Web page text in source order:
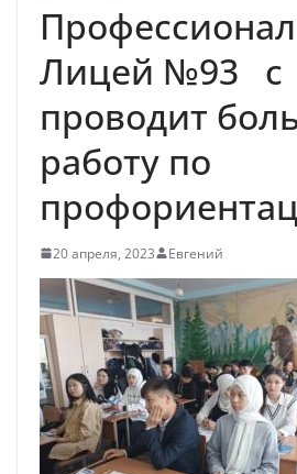
Лицей №93 с
проводит
работу по
20 апреля, 2023 Евгений